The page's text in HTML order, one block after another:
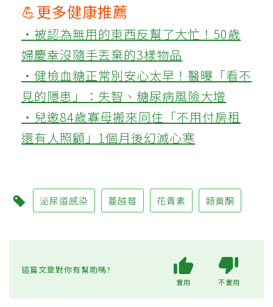
💪更多健康推薦
‧被認為無用的東西反幫了大忙！50歲
婦慶幸沒隨手丟棄的3樣物品
‧健檢血糖正常別安心太早！醫曝「看不
見的隱患」：失智、糖尿病風險大增
‧兒邀84歲寡母搬來同住「不用付房租
還有人照顧」1個月後幻滅心寒
泌尿道感染 蔓越莓 花青素 類黃酮
這篇文章對你有幫助嗎?
實用 不實用